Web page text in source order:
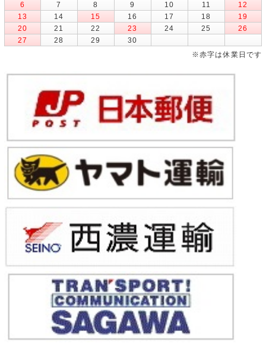
6
7 8 9 10 11
12
13
14 15 16 17 18
19
20
21 22 23 24 25
26
27
28 29
30
※赤字は休業日です